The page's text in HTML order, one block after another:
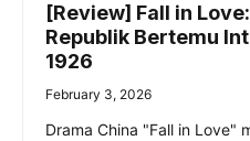
[Review] Fall in
Republik Bertemu
1926
February 3, 2026
Drama China "Fall in Love"